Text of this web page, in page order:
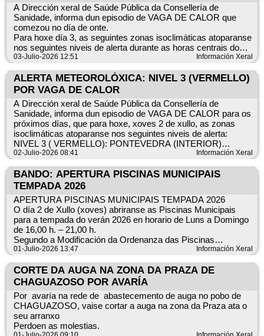
988425541
concello@amezquita.gal
A Dirección xeral de Saúde Pública da Consellería de
Sanidade, informa dun episodio de VAGA DE CALOR que
comezou no día de onte.
Para hoxe día 3, as seguintes zonas isoclimáticas atoparanse
nos seguintes niveis de alerta durante as horas centrais do
día:
Interior), PONTEVEDRA (Interior, Rías Baixas) e OURENSE
(Montaña)
OURENSE (Miño)
03-Julio-2026 12:51 Información Xeral
ALERTA METEOROLÓXICA: NIVEL 3 (VERMELLO)
POR VAGA DE CALOR
A Dirección xeral de Saúde Pública da Consellería de
Sanidade, informa dun episodio de VAGA DE CALOR para os
próximos días, que para hoxe, xoves 2 de xullo, as zonas
isoclimáticas atoparanse nos seguintes niveis de alerta:
NIVEL 3 ( VERMELLO): PONTEVEDRA (INTERIOR)
NIVEL 2 (LARANXA): PONTEVEDRA (LITORAL OU RIAS
NIVEL 1 (AMARELO): A CORUÑA (SUROESTE),
OURENSE (MONTAÑA)
02-Julio-2026 08:41 Información Xeral
BANDO: APERTURA PISCINAS MUNICIPAIS
TEMPADA 2026
APERTURA PISCINAS MUNICIPAIS TEMPADA 2026
O día 2 de Xullo (xoves) abriranse as Piscinas Municipais
para a tempada do verán 2026 en horario de Luns a Domingo
de 16,00 h. – 21,00 h.
Segundo a Modificación da Ordenanza das Piscinas
Municipais (BOP N.º 243 do 18 de decembro de 2024) os
• Nenos e nenas ata 6 anos, GRATUÍTA, acompañados por
maior de idade,
do prezo público.
• Bono maiores de 14 anos tempada, empadroados 30 €.
• Bono maiores de 14 anos tempada, non empadroados 40 €.
• Bono nenos e nenas de 6 a 14 anos tempada, empadroados
01-Julio-2026 13:47 Información Xeral
CORTE DA AUGA NA ZONA DA PRAZA DE
CHAGUAZOSO POR AVARÍA
Por avaría na rede de abastecemento de auga no pobo de
CHAGUAZOSO, vaise cortar a auga na zona da Praza ata o
seu arranxo
Perdoen as molestias.